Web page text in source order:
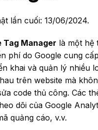
lần cuối: 13/06/2024.
Tag Manager là một hệ
phí do Google cung
khai và quản lý nhiều
trên website mà
code thủ công. Các
dõi của Google
quảng cáo, v.v.